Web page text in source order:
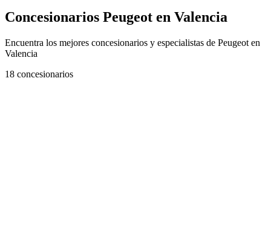
Concesionarios Peugeot en Valencia
Encuentra los mejores concesionarios y especialistas de Peugeot en
Valencia
18 concesionarios